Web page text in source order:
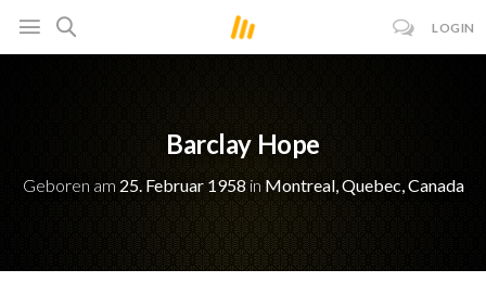
LOGIN
Barclay Hope
Geboren am 25. Februar 1958in Montreal, Quebec, Canada